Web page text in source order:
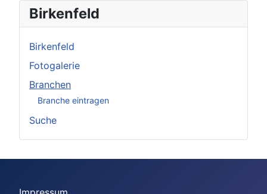
Birkenfeld
Birkenfeld
Fotogalerie
Branchen
Branche eintragen
Suche